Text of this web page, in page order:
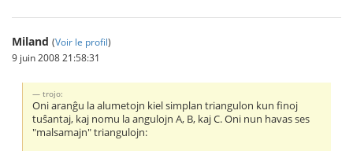
Miland (Voir le profil)
9 juin 2008 21:58:31
trojo:
Oni aranĝu la alumetojn kiel simplan triangulon kun finoj
tuŝantaj, kaj nomu la angulojn A, B, kaj C. Oni nun havas ses
"malsamajn" triangulojn: